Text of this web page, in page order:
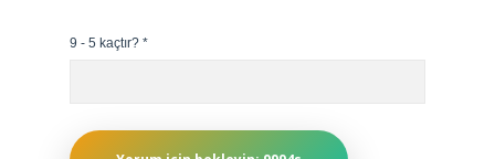
9 - 5 kaçtır? *